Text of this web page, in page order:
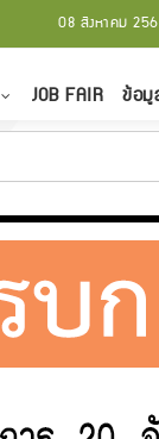
08 สิงหาคม
JOB FAIR ข้อ
สถาบันบัณฑิตพัฒนศิ